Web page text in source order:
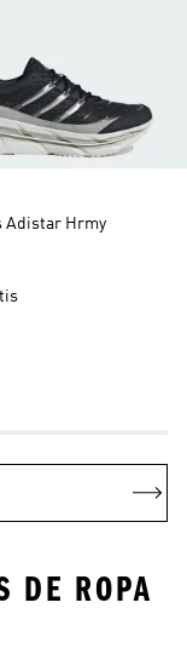
Adistar Hrmy
DE ROPA